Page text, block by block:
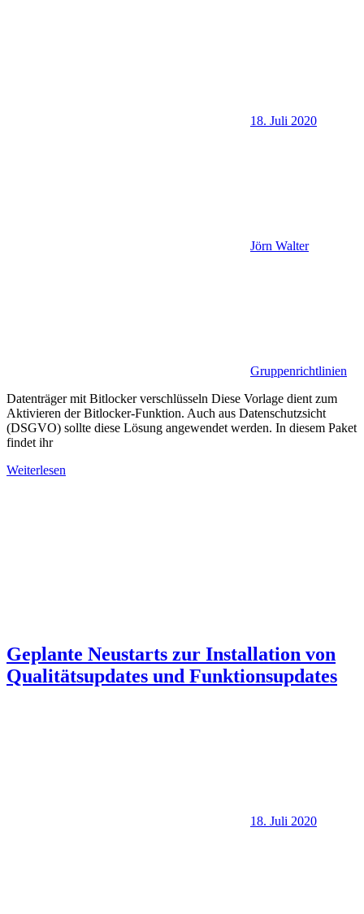
18. Juli 2020
Jörn Walter
Gruppenrichtlinien
Datenträger mit Bitlocker verschlüsseln Diese Vorlage dient zum
Aktivieren der Bitlocker-Funktion. Auch aus Datenschutzsicht
(DSGVO) sollte diese Lösung angewendet werden. In diesem Paket
findet ihr
Weiterlesen
Geplante Neustarts zur Installation von
Qualitätsupdates und Funktionsupdates
18. Juli 2020